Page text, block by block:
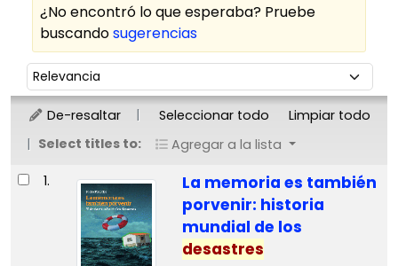
¿No encontró lo que esperaba? Pruebe
buscandosugerencias
Ordenar
Ordenar por:
De-resaltar Seleccionar todo
Limpiar todo
Select titles to:
Agregar a la lista
Resultados
1.
La memoria es también
porvenir: historia
mundial de los
desastres